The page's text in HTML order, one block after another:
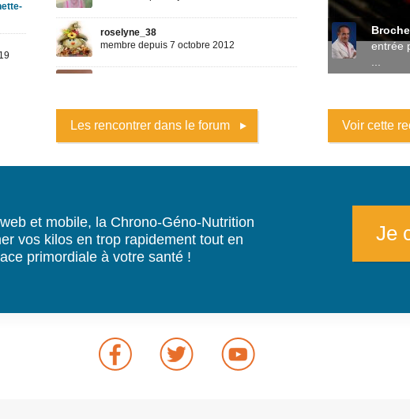
Les rencontrer dans le forum
entrée
Voir cette
et mobile, la Chrono-Géno-Nutrition
vos kilos en trop rapidement tout en
primordiale à votre santé !
Je